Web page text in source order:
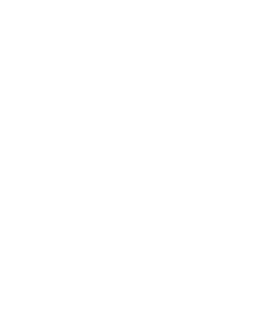
以内に発送しています
数内に発送しています